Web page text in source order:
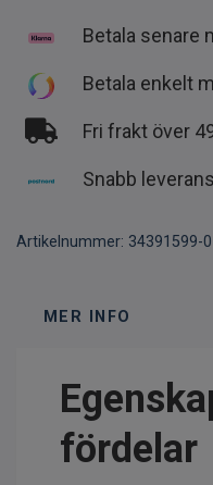
Betala senare
Betala enkelt
Fri frakt över
Snabb
Artikelnummer: 34391599-
MER INFO
fördelar